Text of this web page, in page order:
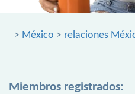
> México > relaciones
Miembros registrados: